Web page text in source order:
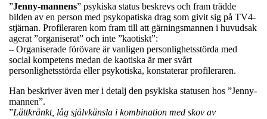
”Jenny-mannens” psykiska status beskrevs och fram trädde
bilden av en person med psykopatiska drag som givit sig på TV4-
stjärnan. Profileraren kom fram till att gärningsmannen i huvudsak
agerat ”organiserat” och inte ”kaotiskt”:
– Organiserade förövare är vanligen personlighetsstörda med
social kompetens medan de kaotiska är mer svårt
personlighetsstörda eller psykotiska, konstaterar profileraren.
Han beskriver även mer i detalj den psykiska statusen hos ”Jenny-
mannen”.
”Lättkränkt, låg självkänsla i kombination med skov av